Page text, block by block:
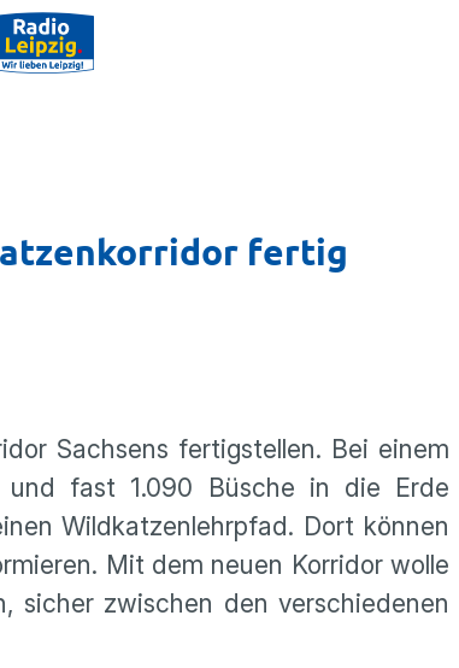
fertig
Sachsens fertigstellen. Bei einem
und fast 1.090 Büsche in die Erde
Wildkatzenlehrpfad. Dort können
Mit dem neuen Korridor wolle
sicher zwischen den verschiedenen